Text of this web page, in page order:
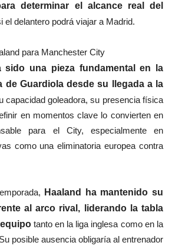
determinar el alcance real del
el delantero podrá viajar a Madrid.
para Manchester City
sido una pieza fundamental en la
de Guardiola desde su llegada a la
capacidad goleadora, su presencia física
en momentos clave lo convierten en
para el City, especialmente en
como una eliminatoria europea contra
Haaland ha mantenido su
al arco rival, liderando la tabla
tanto en la liga inglesa como en la
posible ausencia obligaría al entrenador